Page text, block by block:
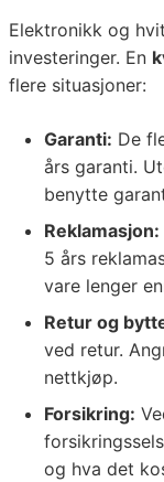
Elektronikk og
investeringer. En
flere situasjoner:
Garanti: De
års garanti.
benytte
Reklamasjon:
5 års
vare lenger
Retur og
ved retur.
nettkjøp.
Forsikring:
og hva det